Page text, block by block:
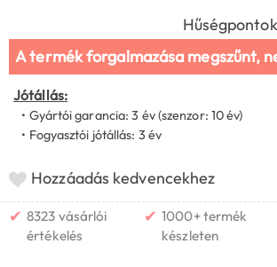
A termék forgalmazása megszűnt,
Jótállás:
• Gyártói garancia: 3 év (szenzor: 10 év)
• Fogyasztói jótállás: 3 év
Hozzáadás kedvencekhez
✔ 8323 vásárlói
értékelés
✔ 1000+ termék
készleten